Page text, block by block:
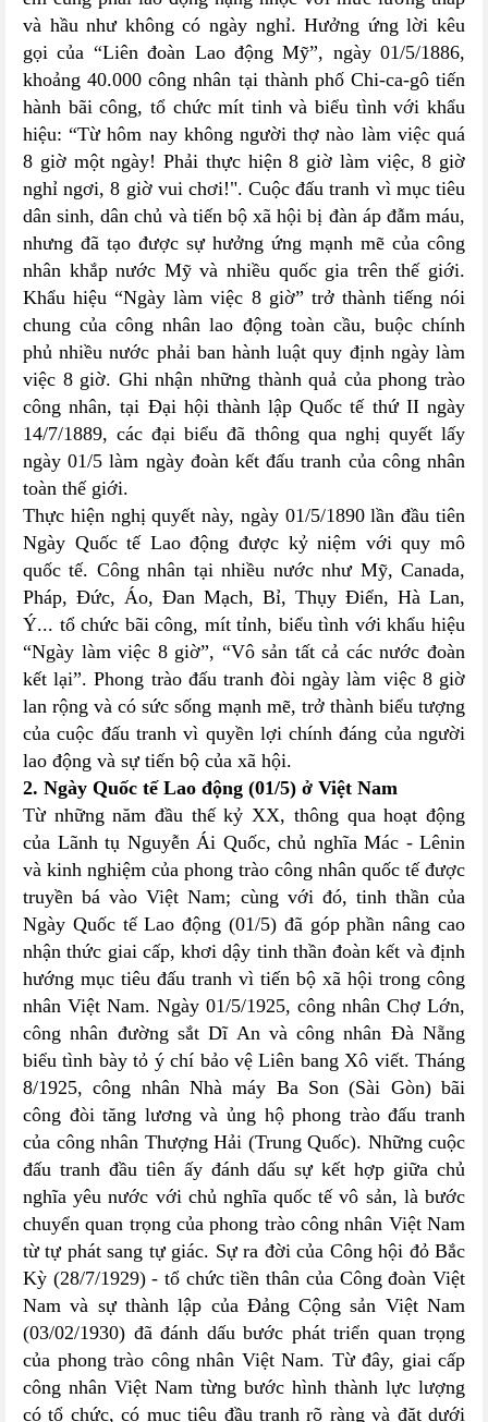
và hầu như không có ngày nghỉ. Hưởng ứng lời kêu
gọi của “Liên đoàn Lao động Mỹ”, ngày 01/5/1886,
khoảng 40.000 công nhân tại thành phố Chi-ca-gô tiến
hành bãi công, tổ chức mít tinh và biểu tình với khẩu
hiệu: “Từ hôm nay không người thợ nào làm việc quá
8 giờ một ngày! Phải thực hiện 8 giờ làm việc, 8 giờ
nghỉ ngơi, 8 giờ vui chơi!". Cuộc đấu tranh vì mục tiêu
dân sinh, dân chủ và tiến bộ xã hội bị đàn áp đẫm máu,
nhưng đã tạo được sự hưởng ứng mạnh mẽ của công
nhân khắp nước Mỹ và nhiều quốc gia trên thế giới.
Khẩu hiệu “Ngày làm việc 8 giờ” trở thành tiếng nói
chung của công nhân lao động toàn cầu, buộc chính
phủ nhiều nước phải ban hành luật quy định ngày làm
việc 8 giờ. Ghi nhận những thành quả của phong trào
công nhân, tại Đại hội thành lập Quốc tế thứ II ngày
14/7/1889, các đại biểu đã thông qua nghị quyết lấy
ngày 01/5 làm ngày đoàn kết đấu tranh của công nhân
toàn thế giới.
Thực hiện nghị quyết này, ngày 01/5/1890 lần đầu tiên
Ngày Quốc tế Lao động được kỷ niệm với quy mô
quốc tế. Công nhân tại nhiều nước như Mỹ, Canada,
Pháp, Đức, Áo, Đan Mạch, Bỉ, Thụy Điển, Hà Lan,
Ý... tổ chức bãi công, mít tỉnh, biểu tình với khẩu hiệu
“Ngày làm việc 8 giờ”, “Vô sản tất cả các nước đoàn
kết lại”. Phong trào đấu tranh đòi ngày làm việc 8 giờ
lan rộng và có sức sống mạnh mẽ, trở thành biểu tượng
của cuộc đấu tranh vì quyền lợi chính đáng của người
lao động và sự tiến bộ của xã hội.
2. Ngày Quốc tế Lao động (01/5) ở Việt Nam
Từ những năm đầu thế kỷ XX, thông qua hoạt động
của Lãnh tụ Nguyễn Ái Quốc, chủ nghĩa Mác - Lênin
và kinh nghiệm của phong trào công nhân quốc tế được
truyền bá vào Việt Nam; cùng với đó, tinh thần của
Ngày Quốc tế Lao động (01/5) đã góp phần nâng cao
nhận thức giai cấp, khơi dậy tinh thần đoàn kết và định
hướng mục tiêu đấu tranh vì tiến bộ xã hội trong công
nhân Việt Nam. Ngày 01/5/1925, công nhân Chợ Lớn,
công nhân đường sắt Dĩ An và công nhân Đà Nẵng
biểu tình bày tỏ ý chí bảo vệ Liên bang Xô viết. Tháng
8/1925, công nhân Nhà máy Ba Son (Sài Gòn) bãi
công đòi tăng lương và ủng hộ phong trào đấu tranh
của công nhân Thượng Hải (Trung Quốc). Những cuộc
đấu tranh đầu tiên ấy đánh dấu sự kết hợp giữa chủ
nghĩa yêu nước với chủ nghĩa quốc tế vô sản, là bước
chuyển quan trọng của phong trào công nhân Việt Nam
từ tự phát sang tự giác. Sự ra đời của Công hội đỏ Bắc
Kỳ (28/7/1929) - tổ chức tiền thân của Công đoàn Việt
Nam và sự thành lập của Đảng Cộng sản Việt Nam
(03/02/1930) đã đánh dấu bước phát triển quan trọng
của phong trào công nhân Việt Nam. Từ đây, giai cấp
công nhân Việt Nam từng bước hình thành lực lượng
có tổ chức, có mục tiêu đầu tranh rõ ràng và đặt dưới